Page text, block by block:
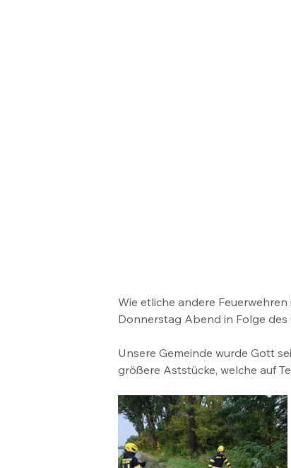
Wie etliche andere
Donnerstag Abend in Folge des
Unsere Gemeinde wurde Gott
größere Aststücke, welche auf